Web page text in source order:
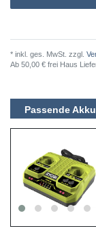
* inkl. ges. MwSt. zzgl.
Ab 50,00 € frei Haus
Passende